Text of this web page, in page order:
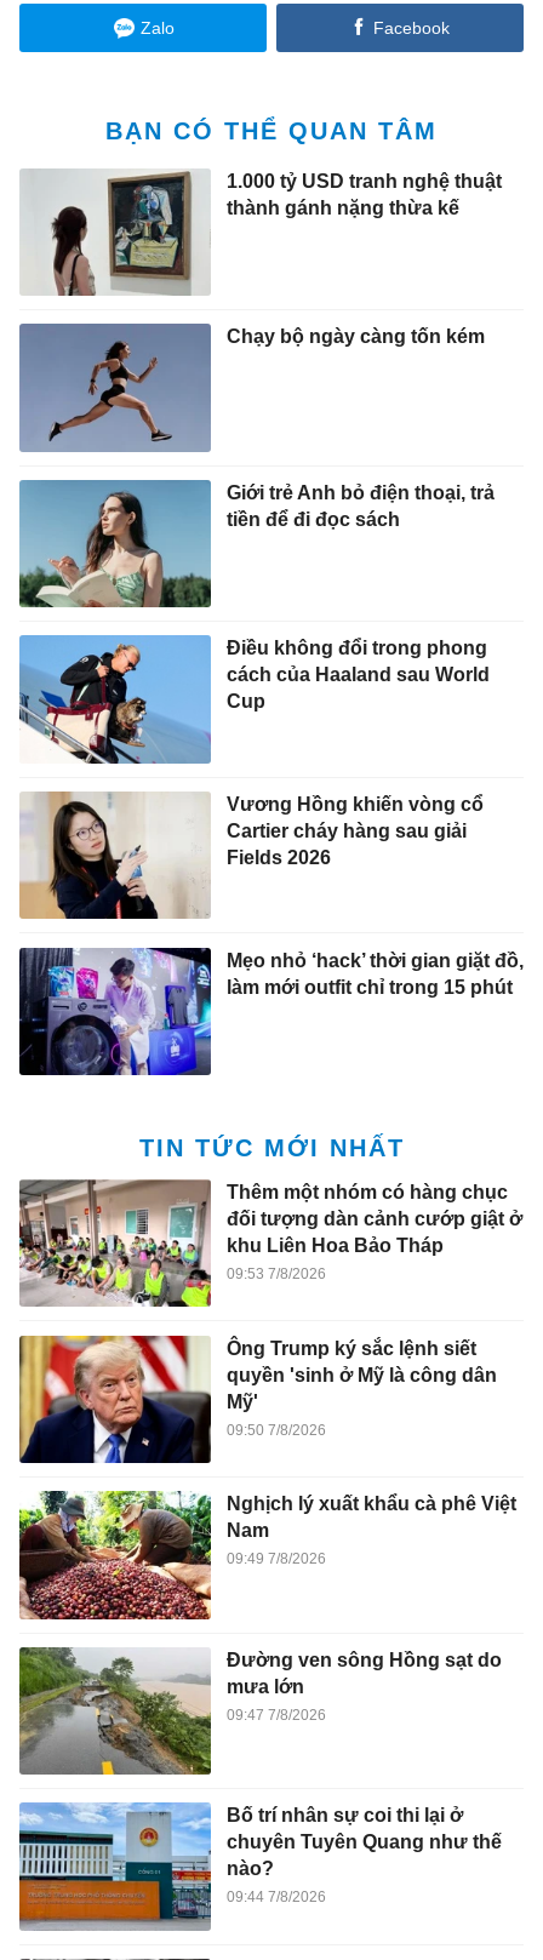
Zalo Facebook
BẠN CÓ THỂ QUAN TÂM
1.000 tỷ USD tranh nghệ thuật
thành gánh nặng thừa kế
Chạy bộ ngày càng tốn kém
Giới trẻ Anh bỏ điện thoại, trả
tiền để đi đọc sách
Điều không đổi trong phong
cách của Haaland sau World
Cup
Vương Hồng khiến vòng cổ
Cartier cháy hàng sau giải
Fields 2026
Mẹo nhỏ ‘hack’ thời gian giặt đồ,
làm mới outfit chỉ trong 15 phút
TIN TỨC MỚI NHẤT
Thêm một nhóm có hàng chục
đối tượng dàn cảnh cướp giật ở
khu Liên Hoa Bảo Tháp
09:53 7/8/2026
Ông Trump ký sắc lệnh siết
quyền 'sinh ở Mỹ là công dân
Mỹ'
09:50 7/8/2026
Nghịch lý xuất khẩu cà phê Việt
Nam
09:49 7/8/2026
Đường ven sông Hồng sạt do
mưa lớn
09:47 7/8/2026
Bố trí nhân sự coi thi lại ở
chuyên Tuyên Quang như thế
nào?
09:44 7/8/2026